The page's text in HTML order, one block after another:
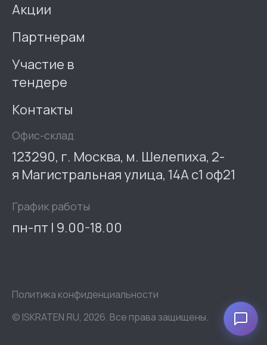
Акции
Партнерам
Участие в
тендере
Контакты
Офис-склад
123290, г. Москва, м. Шелепиха, 2-
я Магистральная улица, 14А с1 оф21
График работы
пн-пт | 9.00-18.00
© ISKRATEN.RU, 2026. Все права защищены.
Политика конфиденциальности